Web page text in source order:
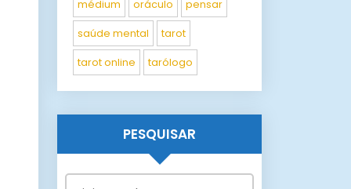
médium oráculo pensar
saúde mental tarot
tarot online tarólogo
PESQUISAR